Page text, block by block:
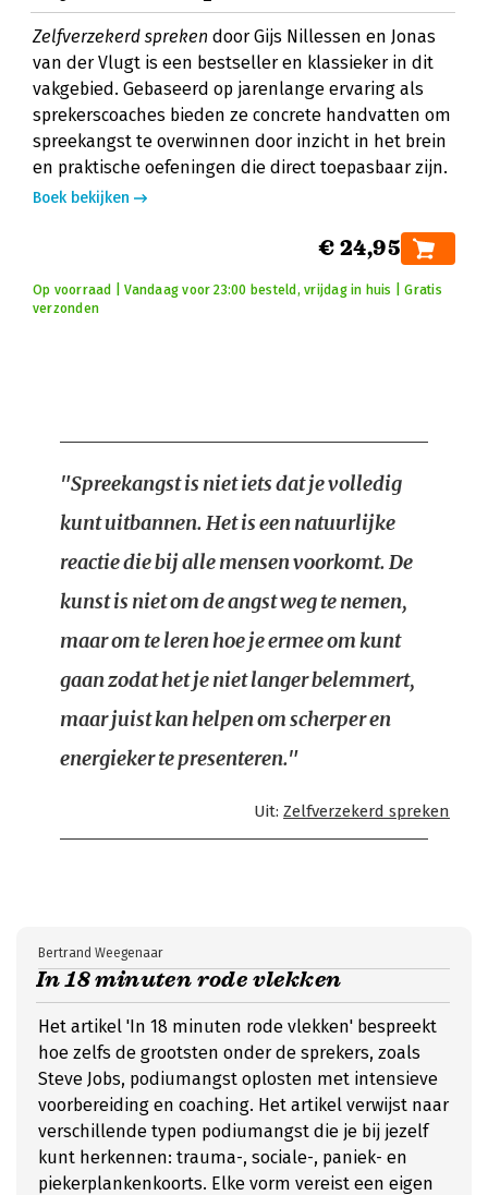
Zelfverzekerd spreken door Gijs Nillessen en Jonas
van der Vlugt is een bestseller en klassieker in dit
vakgebied. Gebaseerd op jarenlange ervaring als
sprekerscoaches bieden ze concrete handvatten om
spreekangst te overwinnen door inzicht in het brein
en praktische oefeningen die direct toepasbaar zijn.
Boek bekijken
€ 24,95
Op voorraad | Vandaag voor 23:00 besteld, vrijdag in huis | Gratis
verzonden
"Spreekangst is niet iets dat je volledig
kunt uitbannen. Het is een natuurlijke
reactie die bij alle mensen voorkomt. De
kunst is niet om de angst weg te nemen,
maar om te leren hoe je ermee om kunt
gaan zodat het je niet langer belemmert,
maar juist kan helpen om scherper en
energieker te presenteren."
Uit: Zelfverzekerd spreken
In 18 minuten rode vlekken
Bertrand Weegenaar
Het artikel 'In 18 minuten rode vlekken' bespreekt
hoe zelfs de grootsten onder de sprekers, zoals
Steve Jobs, podiumangst oplosten met intensieve
voorbereiding en coaching. Het artikel verwijst naar
verschillende typen podiumangst die je bij jezelf
kunt herkennen: trauma-, sociale-, paniek- en
piekerplankenkoorts. Elke vorm vereist een eigen